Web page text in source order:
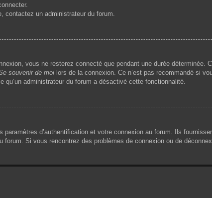
un administrateur du forum.
vous ne resterez connecté que pendant une durée déterminée.
souvenir de moi lors de la connexion. Ce n’est pas recommandé si
administrateur du forum a désactivé cette fonctionnalité.
d’authentification et votre connexion au forum. Ils
Si vous rencontrez des problèmes de connexion ou de